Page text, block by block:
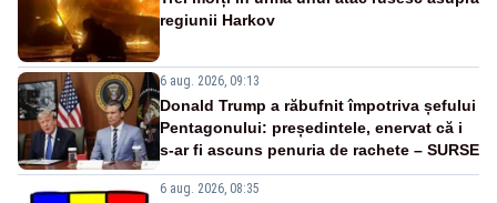
regiunii Harkov
6 aug. 2026, 09:13
Donald Trump a răbufnit împotriva șefului
Pentagonului: președintele, enervat că i
s-ar fi ascuns penuria de rachete – SURSE
6 aug. 2026, 08:35